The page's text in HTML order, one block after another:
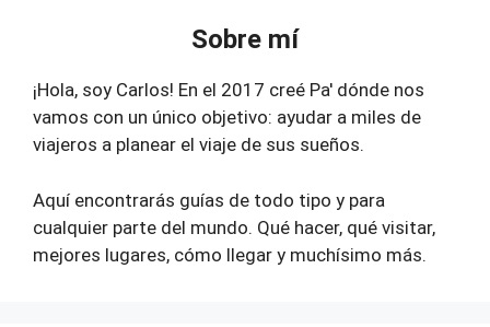
Sobre mí
¡Hola, soy Carlos! En el 2017 creé Pa' dónde nos
vamos con un único objetivo: ayudar a miles de
viajeros a planear el viaje de sus sueños.
Aquí encontrarás guías de todo tipo y para
cualquier parte del mundo. Qué hacer, qué visitar,
mejores lugares, cómo llegar y muchísimo más.